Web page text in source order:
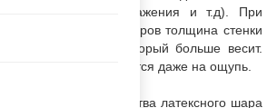
нанесению изображения и т.д). При
двух надутых шаров толщина стенки
латексного шара, который больше весит.
легко определяется даже на ощупь.
качества латексного шара